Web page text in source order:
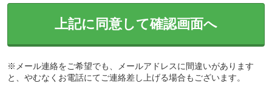
上記に同意して確認画面へ
※メール連絡をご希望でも、メールアドレスに間違いがあります
と、やむなくお電話にてご連絡差し上げる場合もございます。